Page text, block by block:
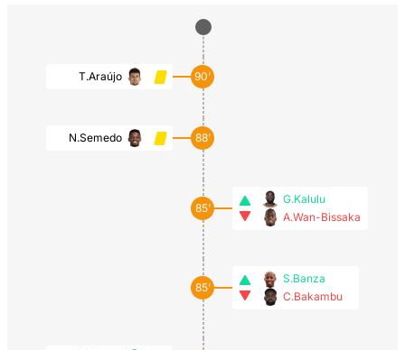
T.Araújo 90’
N.Semedo 88’
85’
G.Kalulu
A.Wan-Bissaka
85’
S.Banza
C.Bakambu